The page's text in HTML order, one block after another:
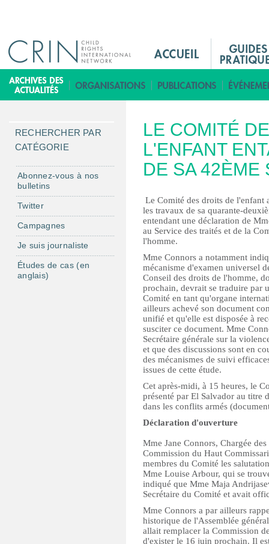
i
n
e
n
u
F
i
LE COMITÉ
L'ENFANT
DE SA 42ÈME
Le Comité des droits de l'enfant
les travaux de sa quarante-
entendant une déclaration de
au Service des traités et de la
l'homme.
Mme Connors a notamment
mécanisme d'examen universel
Conseil des droits de l'homme,
prochain, devrait se traduire par
Comité en tant qu'organe
ailleurs achevé son document
unifié et qu'elle est disposée à
susciter ce document. Mme
Secrétaire générale sur la
et que des discussions sont en
des mécanismes de suivi
issues de cette étude.
Cet après-midi, à 15 heures, le
présenté par El Salvador au titre
dans les conflits armés
Déclaration d'ouverture
Mme Jane Connors, Chargée
Commission du Haut
membres du Comité les
Mme Louise Arbour, qui se
indiqué que Mme Maja
Secrétaire du Comité et avait
Mme Connors a par ailleurs
historique de l'Assemblée
allait remplacer la Commission
d'exister le 16 juin prochain. Il
RECHERCHER PAR
CATÉGORIE
Abonnez-vous à nos
bulletins
Twitter
Campagnes
Je suis journaliste
Études de cas (en
anglais)